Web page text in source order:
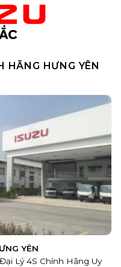
HÃNG HƯNG YÊN
YÊN
Lý 4S Chính Hãng Uy